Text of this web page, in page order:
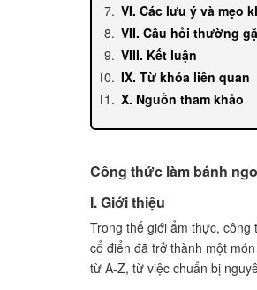
VI. Các lưu ý và mẹo
VII. Câu hỏi thường
VIII. Kết luận
IX. Từ khóa liên quan
X. Nguồn tham khảo
XIII. Ghi chú cuối cùng
Công thức làm bánh
I. Giới thiệu
Trong thế giới ẩm thực,
cổ điển đã trở thành một
từ A-Z, từ việc chuẩn bị